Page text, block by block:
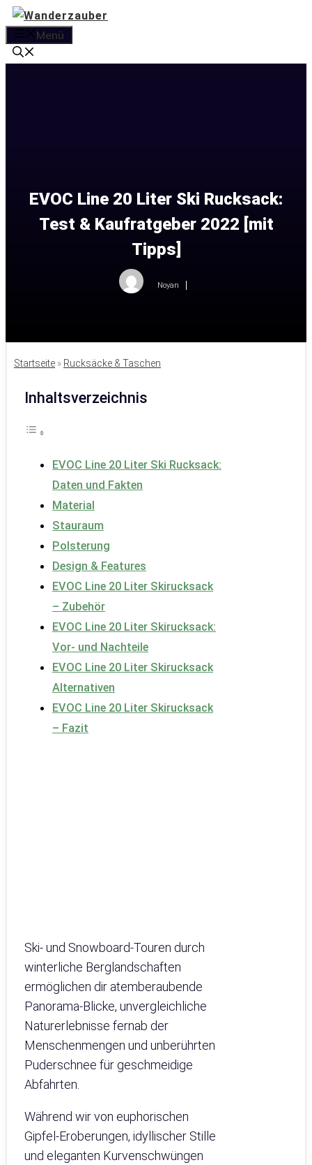
Zum
Inhalt
springen
Menü
EVOC Line 20 Liter Ski Rucksack:
Test & Kaufratgeber 2022 [mit
Tipps]
Noyan
Startseite » Rucksäcke & Taschen
Inhaltsverzeichnis
EVOC Line 20 Liter Ski Rucksack:
Daten und Fakten
Material
Stauraum
Polsterung
Design & Features
EVOC Line 20 Liter Skirucksack
– Zubehör
EVOC Line 20 Liter Skirucksack:
Vor- und Nachteile
EVOC Line 20 Liter Skirucksack
Alternativen
EVOC Line 20 Liter Skirucksack
– Fazit
Ski- und Snowboard-Touren durch
winterliche Berglandschaften
ermöglichen dir atemberaubende
Panorama-Blicke, unvergleichliche
Naturerlebnisse fernab der
Menschenmengen und unberührten
Puderschnee für geschmeidige
Abfahrten.
Während wir von euphorischen
Gipfel-Eroberungen, idyllischer Stille
und eleganten Kurvenschwüngen